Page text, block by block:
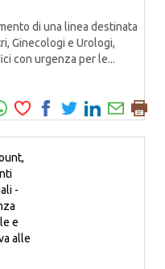
di una linea destinata
Ginecologi e Urologi,
con urgenza per le...